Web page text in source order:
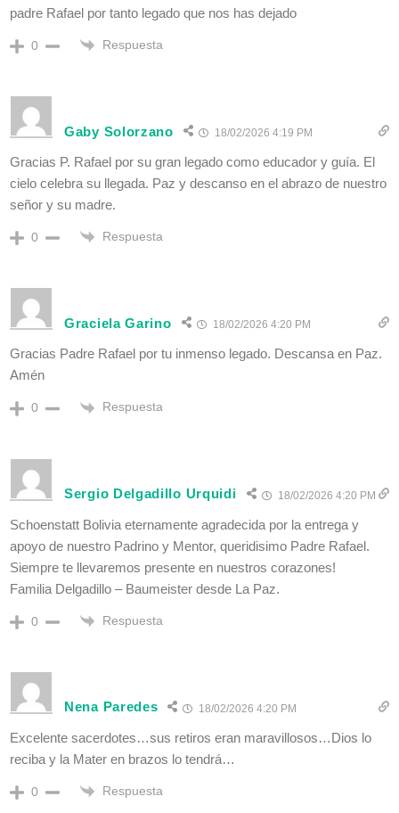
padre Rafael por tanto legado que nos has dejado
0 Respuesta
Gaby Solorzano 18/02/2026 4:19 PM
Gracias P. Rafael por su gran legado como educador y guía. El
cielo celebra su llegada. Paz y descanso en el abrazo de nuestro
señor y su madre.
0 Respuesta
Graciela Garino 18/02/2026 4:20 PM
Gracias Padre Rafael por tu inmenso legado. Descansa en Paz.
Amén
0 Respuesta
Sergio Delgadillo Urquidi 18/02/2026 4:20 PM
Schoenstatt Bolivia eternamente agradecida por la entrega y
apoyo de nuestro Padrino y Mentor, queridisimo Padre Rafael.
Siempre te llevaremos presente en nuestros corazones!
Familia Delgadillo – Baumeister desde La Paz.
0 Respuesta
Nena Paredes 18/02/2026 4:20 PM
Excelente sacerdotes…sus retiros eran maravillosos…Dios lo
reciba y la Mater en brazos lo tendrá…
0 Respuesta